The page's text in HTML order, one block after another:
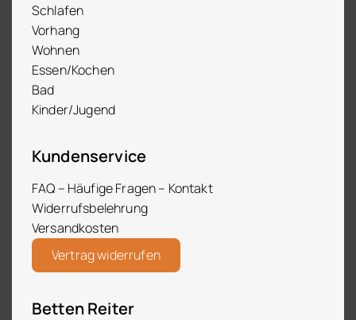
Schlafen
Vorhang
Wohnen
Essen/Kochen
Bad
Kinder/Jugend
Kundenservice
FAQ – Häufige Fragen – Kontakt
Widerrufsbelehrung
Versandkosten
Vertrag widerrufen
Betten Reiter